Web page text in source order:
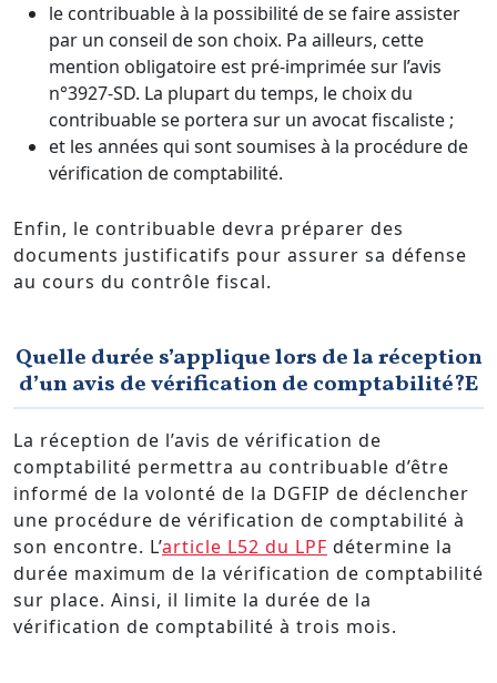
le contribuable à la possibilité de se faire assister
par un conseil de son choix. Pa ailleurs, cette
mention obligatoire est pré-imprimée sur l’avis
n°3927-SD. La plupart du temps, le choix du
contribuable se portera sur un avocat fiscaliste ;
et les années qui sont soumises à la procédure de
vérification de comptabilité.
Enfin, le contribuable devra préparer des
documents justificatifs pour assurer sa défense
au cours du contrôle fiscal.
Quelle durée s’applique lors de la réception
d’un avis de vérification de comptabilité?E
La réception de l’avis de vérification de
comptabilité permettra au contribuable d’être
informé de la volonté de la DGFIP de déclencher
une procédure de vérification de comptabilité à
son encontre. L’article L52 du LPF détermine la
durée maximum de la vérification de comptabilité
sur place. Ainsi, il limite la durée de la
vérification de comptabilité à trois mois.